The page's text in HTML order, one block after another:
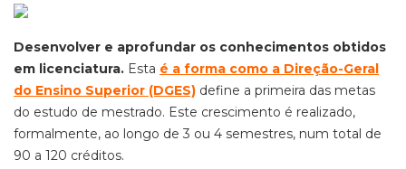
Desenvolver e aprofundar os conhecimentos obtidos
em licenciatura. Esta é a forma como a Direção-Geral
do Ensino Superior (DGES) define a primeira das metas
do estudo de mestrado. Este crescimento é realizado,
formalmente, ao longo de 3 ou 4 semestres, num total de
90 a 120 créditos.